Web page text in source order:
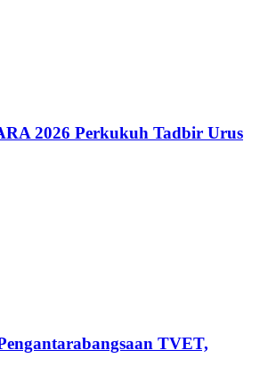
2026 Perkukuh Tadbir Urus
TVET,